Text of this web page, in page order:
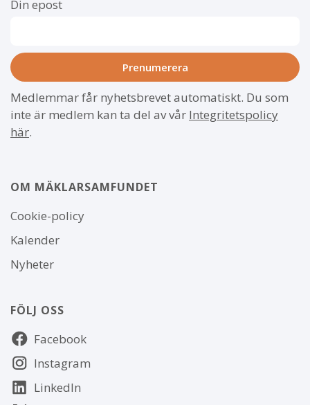
Din epost
Medlemmar får nyhetsbrevet automatiskt. Du som
inte är medlem kan ta del av vår Integritetspolicy
här.
OM MÄKLARSAMFUNDET
Om
webbplatsen
Cookie-policy
Kalender
Nyheter
FÖLJ OSS
Följ
oss Facebook
Instagram
LinkedIn